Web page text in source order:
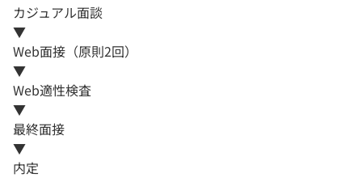
カジュアル面談
▼
Web面接（原則2回）
▼
Web適性検査
▼
最終面接
▼
内定